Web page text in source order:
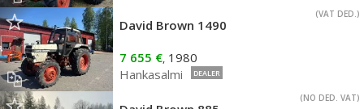
(VAT DED.)
David Brown 1490
7 655 €, 1980
Hankasalmi
DEALER
(NO DED. VAT)